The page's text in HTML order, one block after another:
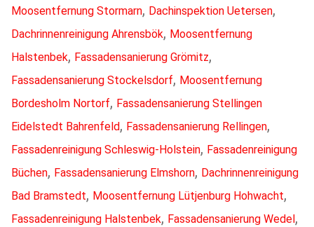
Moosentfernung Stormarn, Dachinspektion Uetersen,
Dachrinnenreinigung Ahrensbök, Moosentfernung
Halstenbek, Fassadensanierung Grömitz,
Fassadensanierung Stockelsdorf, Moosentfernung
Bordesholm Nortorf, Fassadensanierung Stellingen
Eidelstedt Bahrenfeld, Fassadensanierung Rellingen,
Fassadenreinigung Schleswig-Holstein, Fassadenreinigung
Büchen, Fassadensanierung Elmshorn, Dachrinnenreinigung
Bad Bramstedt, Moosentfernung Lütjenburg Hohwacht,
Fassadenreinigung Halstenbek, Fassadensanierung Wedel,